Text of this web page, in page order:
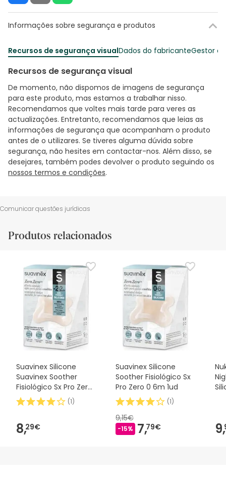
Informações sobre segurança e produtos
Recursos de segurança visualDados do fabricanteGestor
Recursos de segurança visual
De momento, não dispomos de imagens de segurança
para este produto, mas estamos a trabalhar nisso.
Recomendamos que voltes mais tarde para veres as
actualizações. Entretanto, recomendamos que leias as
informações de segurança que acompanham o produto
antes de o utilizares. Se tiveres alguma dúvida sobre
segurança, não hesites em contactar-nos. Além disso, se
desejares, também podes devolver o produto seguindo os
nossos termos e condições.
Comunicar questões jurídicas
Produtos relacionados
Suavinex Silicone
Suavinex Soother
Fisiológico Sx Pro Zero
2m 1 peça
(1)
8,29€
Suavinex Silicone
Soother Fisiológico Sx
Pro Zero 0 6m 1ud
(1)
9,15€
-15% 7,79€ 9,